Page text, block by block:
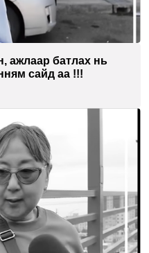
ажлаар батлах нь
сайд аа !!!